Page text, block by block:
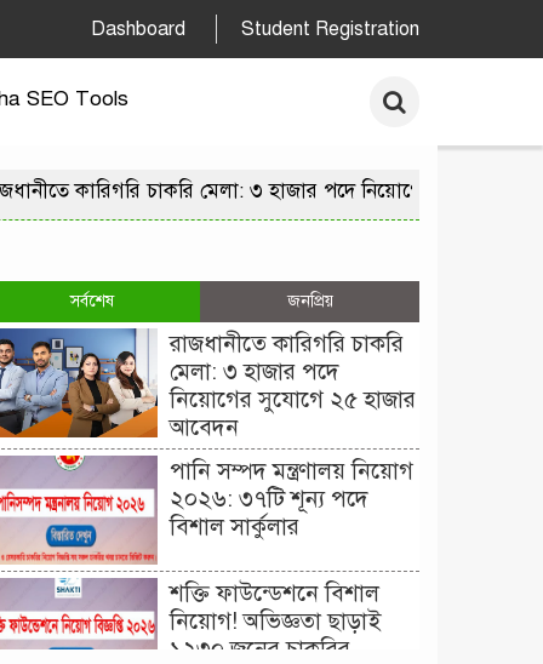
Dashboard Student Registration
SEO Tools
কারিগরি চাকরি মেলা: ৩ হাজার পদে নিয়োগের সুযোগে ২৫ হাজার
সর্বশেষ জনপ্রিয়
রাজধানীতে কারিগরি চাকরি
মেলা: ৩ হাজার পদে
নিয়োগের সুযোগে ২৫ হাজার
আবেদন
পানি সম্পদ মন্ত্রণালয় নিয়োগ
২০২৬: ৩৭টি শূন্য পদে
বিশাল সার্কুলার
শক্তি ফাউন্ডেশনে বিশাল
নিয়োগ! অভিজ্ঞতা ছাড়াই
১২৩০ জনের চাকরির